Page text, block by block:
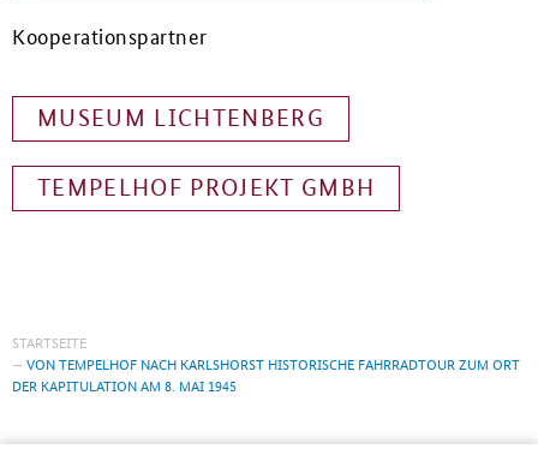
Kooperationspartner
MUSEUM LICHTENBERG
TEMPELHOF PROJEKT GMBH
STARTSEITE
VON TEMPELHOF NACH KARLSHORST HISTORISCHE FAHRRADTOUR ZUM ORT
DER KAPITULATION AM 8. MAI 1945